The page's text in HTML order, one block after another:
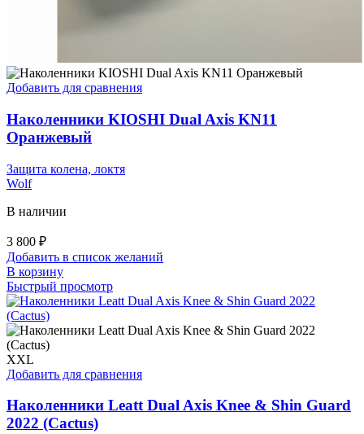
Добавить для сравнения
Наколенники KIOSHI Dual Axis KN11
Оранжевый
Защита колена, локтя
Wolf
В наличии
3 800 ₽
Добавить в список желаний
В корзину
Быстрый просмотр
XXL
Добавить для сравнения
Наколенники Leatt Dual Axis Knee & Shin Guard
2022 (Cactus)